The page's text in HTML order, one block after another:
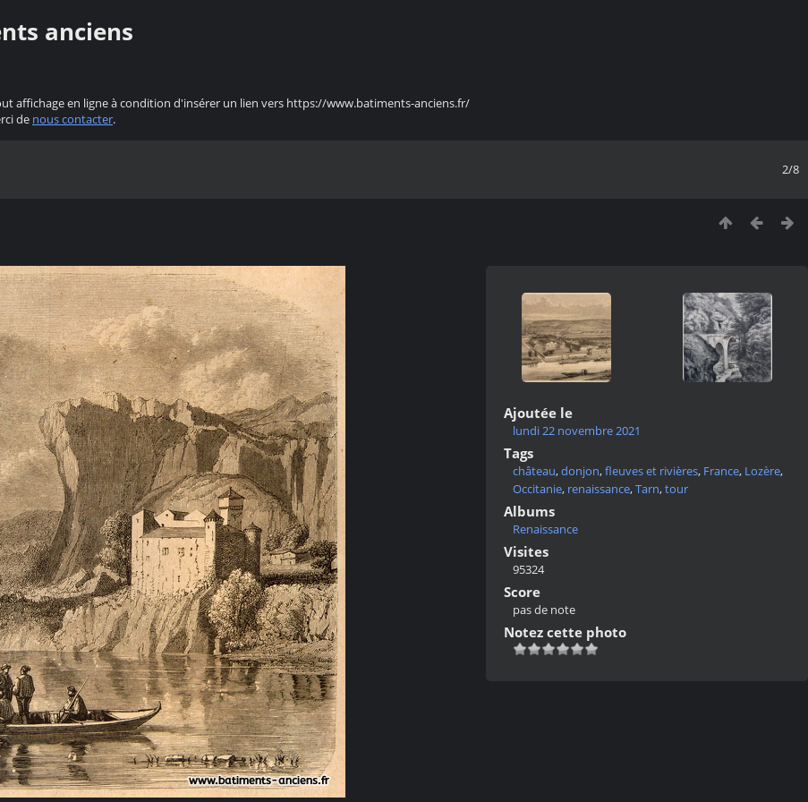
anciens
affichage en ligne à condition d'insérer un lien vers https://www.batiments-anciens.fr/
de nous contacter.
2/8
Ajoutée le
lundi 22 novembre 2021
Tags
château,donjon,fleuves et rivières, France, Lozère,
Occitanie, renaissance,Tarn,tour
Albums
Renaissance
Visites
95324
Score
pas de note
Notez cette photo